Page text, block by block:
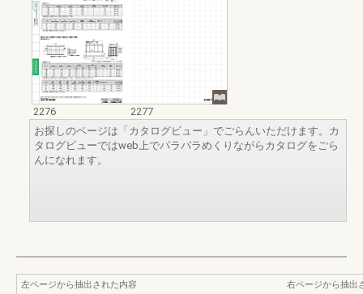
2276
2277
お探しのページは「カタログビュー」でごらんいただけます。カ
タログビューではweb上でパラパラめくりながらカタログをごら
んになれます。
左ページから抽出された内容
右ページから抽出